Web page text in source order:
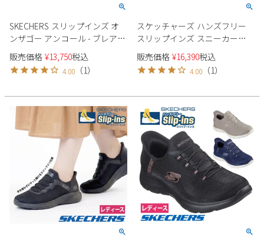
SKECHERS スリップインズ オ
ンザゴー アンコール - ブレア
144853 レディース ブーツ
販売価格 ¥13,750税込
4.00 （1）
スケッチャーズ ハンズフリー
スリップインズ スニーカー
124846W レディース SKECHERS
GOWALKFLE ローカット 防水
4E
販売価格 ¥16,390税込
4.00 （1）